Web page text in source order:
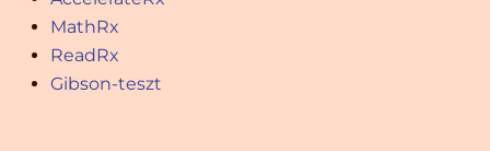
MathRx
ReadRx
Gibson-teszt